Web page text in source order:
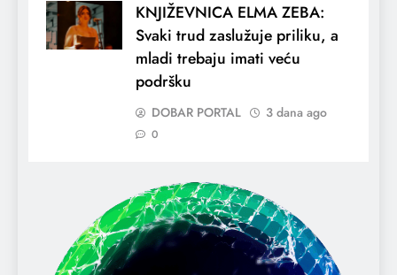
KNJIŽEVNICA ELMA ZEBA:
Svaki trud zaslužuje priliku, a
mladi trebaju imati veću
podršku
DOBAR PORTAL 3 dana ago
0